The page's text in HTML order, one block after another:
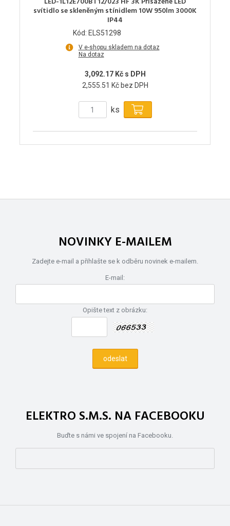
svítidlo se skleněným stínidlem 10W 950lm 3000K
IP44
Kód: ELS51298
V e-shopu skladem na dotaz
Na dotaz
3,092.17 Kč s DPH
2,555.51 Kč bez DPH
ks
NOVINKY E-MAILEM
Zadejte e-mail a přihlašte se k odběru novinek e-mailem.
E-mail:
Opište text z obrázku:
ELEKTRO S.M.S. NA FACEBOOKU
Buďte s námi ve spojení na Facebooku.